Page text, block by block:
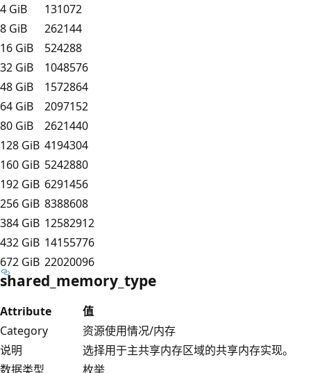
4 GiB
131072
8 GiB
262144
16 GiB
524288
32 GiB
1048576
48 GiB
1572864
64 GiB
2097152
80 GiB
2621440
128 GiB 4194304
160 GiB 5242880
192 GiB 6291456
256 GiB 8388608
384 GiB 12582912
432 GiB 14155776
672 GiB 22020096
shared_memory_type
Attribute
值
Category
资源使用情况/内存
说明
选择用于主共享内存区域的共享内存实现。
数据类型
枚举